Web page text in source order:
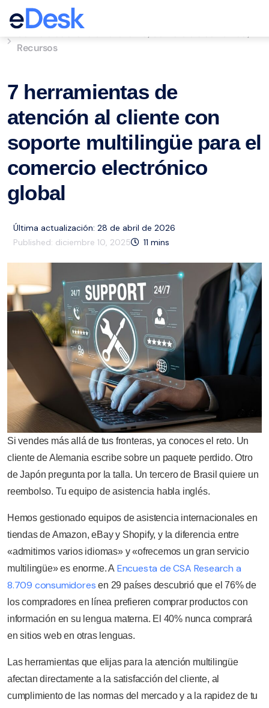
eCommerce Support Central
Recursos
7 herramientas de
atención al cliente con
soporte multilingüe para el
comercio electrónico
global
Última actualización: 28 de abril de 2026
Published: diciembre 10, 2025 11 mins
Si vendes más allá de tus fronteras, ya conoces el reto. Un
cliente de Alemania escribe sobre un paquete perdido. Otro
de Japón pregunta por la talla. Un tercero de Brasil quiere un
reembolso. Tu equipo de asistencia habla inglés.
Hemos gestionado equipos de asistencia internacionales en
tiendas de Amazon, eBay y Shopify, y la diferencia entre
«admitimos varios idiomas» y «ofrecemos un gran servicio
multilingüe» es enorme. A Encuesta de CSA Research a
8.709 consumidores en 29 países descubrió que el 76% de
los compradores en línea prefieren comprar productos con
información en su lengua materna. El 40% nunca comprará
en sitios web en otras lenguas.
Las herramientas que elijas para la atención multilingüe
afectan directamente a la satisfacción del cliente, al
cumplimiento de las normas del mercado y a la rapidez de tu